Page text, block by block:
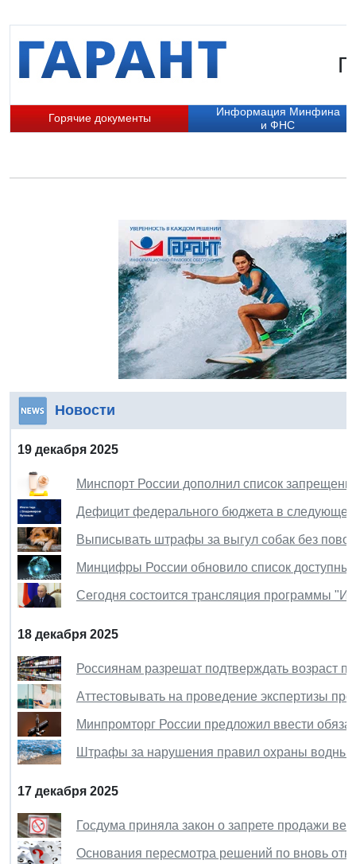
Горячие документы
Информация Минфина
и ФНС
Новости
19 декабря 2025
Минспорт России дополнил список
Дефицит федерального бюджета в следующем
Выписывать штрафы за выгул собак без
Минцифры России обновило список
Сегодня состоится трансляция программы
18 декабря 2025
Россиянам разрешат подтверждать возраст
Аттестовывать на проведение экспертизы
Минпромторг России предложил ввести
Штрафы за нарушения правил охраны водных
17 декабря 2025
Госдума приняла закон о запрете продажи
Основания пересмотра решений по вновь